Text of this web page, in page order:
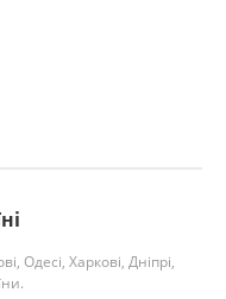
Одесі, Харкові, Дніпрі,